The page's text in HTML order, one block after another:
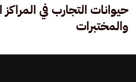
حيوانات التجارب في المراكز
والمختبرات